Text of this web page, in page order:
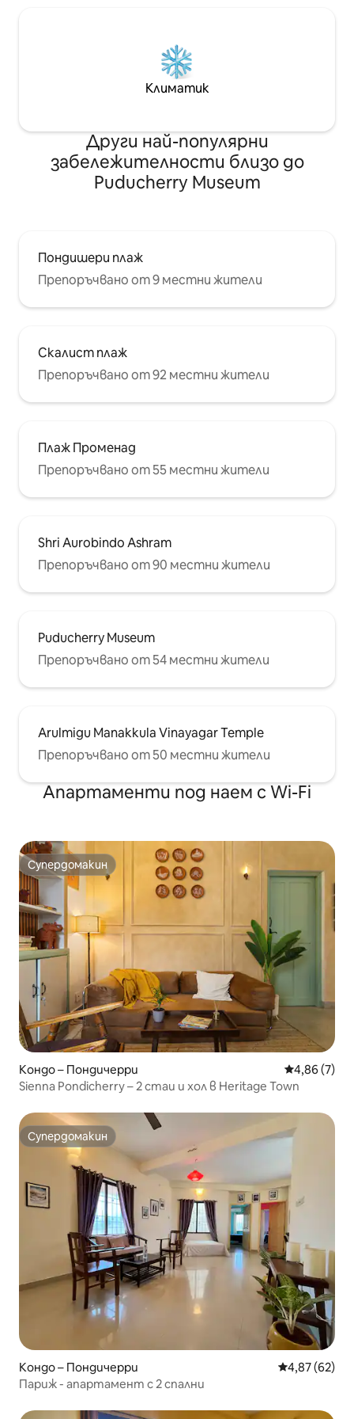
Климатик
Други най-популярни
забележителности близо до
Puducherry Museum
Пондишери плаж
Препоръчвано от 9 местни жители
Скалист плаж
Препоръчвано от 92 местни жители
Плаж Променад
Препоръчвано от 55 местни жители
Shri Aurobindo Ashram
Препоръчвано от 90 местни жители
Puducherry Museum
Препоръчвано от 54 местни жители
Arulmigu Manakkula Vinayagar Temple
Препоръчвано от 50 местни жители
Апартаменти под наем с Wi-Fi
Супердомакин
Супердомакин
Кондо – Пондичерри Средна
4,86 (7)
Sienna Pondicherry – 2 стаи и хол в Heritage Town
Супердомакин
Супердомакин
Кондо – Пондичерри Средна
4,87 (62)
Париж - апартамент с 2 спални